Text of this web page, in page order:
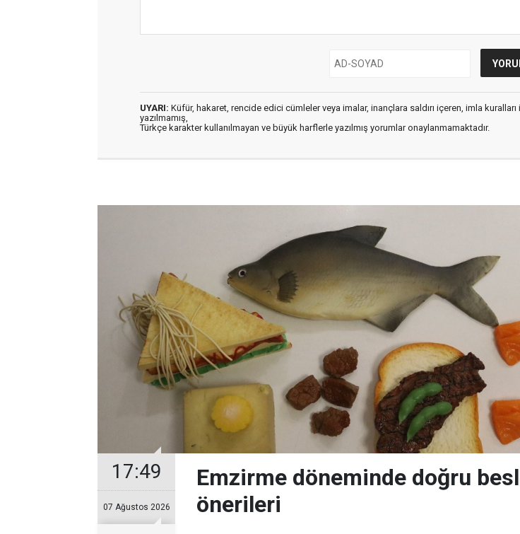
UYARI: Küfür, hakaret, rencide edici cümleler veya imalar, inançlara saldırı içeren, imla kuralları
yazılmamış,
Türkçe karakter kullanılmayan ve büyük harflerle yazılmış yorumlar onaylanmamaktadır.
17:49
07 Ağustos 2026
Emzirme döneminde doğru
önerileri